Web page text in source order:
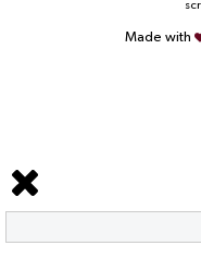
Made with